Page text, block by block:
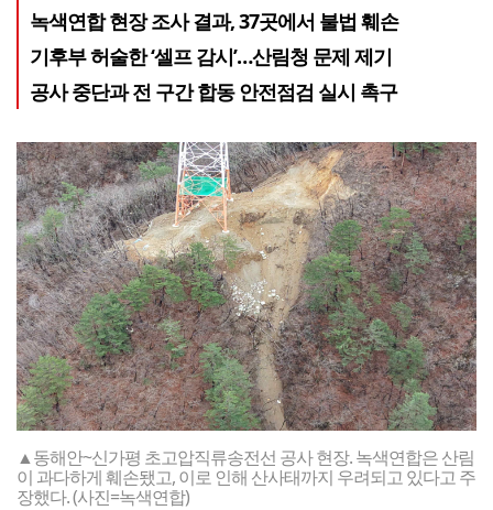
녹색연합 현장 조사 결과, 37곳에서 불법 훼손
기후부 허술한 ‘셀프 감시’…산림청 문제 제기
공사 중단과 전 구간 합동 안전점검 실시 촉구
▲동해안~신가평 초고압직류송전선 공사 현장. 녹색연합은 산림
이 과다하게 훼손됐고, 이로 인해 산사태까지 우려되고 있다고 주
장했다. (사진=녹색연합)